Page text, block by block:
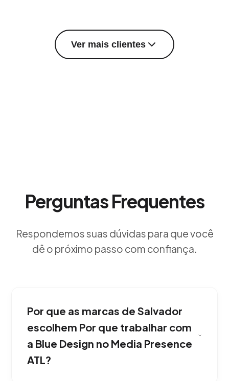
Ver mais clientes
Perguntas Frequentes
Respondemos suas dúvidas para que você
dê o próximo passo com confiança.
Por que as marcas de Salvador
escolhem Por que trabalhar com
a Blue Design no Media Presence
ATL?